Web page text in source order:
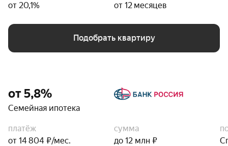
от 20,1%
от 12 месяцев
Подобрать квартиру
от 5,8%
Семейная ипотека
платёж
от 14 804 ₽/мес.
сумма
до 12 млн ₽